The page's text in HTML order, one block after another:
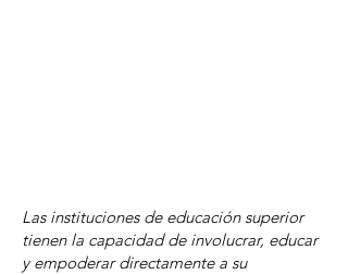
Las instituciones de educación superior
tienen la capacidad de involucrar, educar
y empoderar directamente a su